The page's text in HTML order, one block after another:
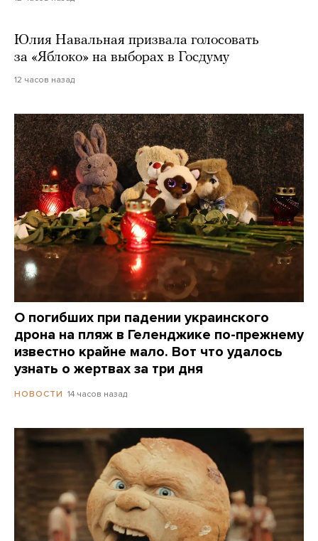
Юлия Навальная призвала голосовать
за «Яблоко» на выборах в Госдуму
12 часов назад
О погибших при падении украинского
дрона на пляж в Геленджике по-прежнему
известно крайне мало. Вот что удалось
узнать о жертвах за три дня
НОВОСТИ 14 часов назад